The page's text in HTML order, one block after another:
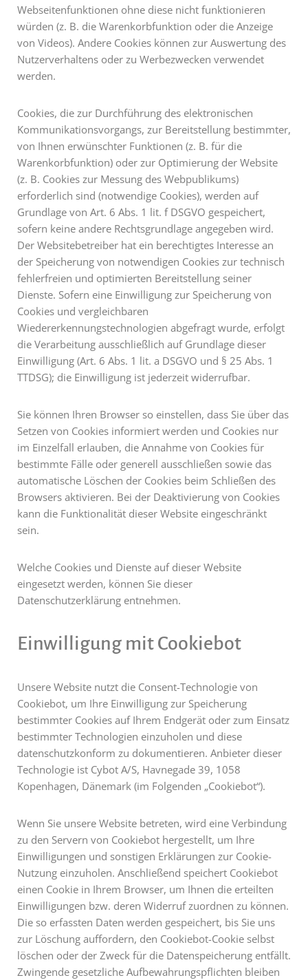
Webseitenfunktionen ohne diese nicht funktionieren
würden (z. B. die Warenkorbfunktion oder die Anzeige
von Videos). Andere Cookies können zur Auswertung des
Nutzerverhaltens oder zu Werbezwecken verwendet
werden.
Cookies, die zur Durchführung des elektronischen
Kommunikationsvorgangs, zur Bereitstellung bestimmter,
von Ihnen erwünschter Funktionen (z. B. für die
Warenkorbfunktion) oder zur Optimierung der Website
(z. B. Cookies zur Messung des Webpublikums)
erforderlich sind (notwendige Cookies), werden auf
Grundlage von Art. 6 Abs. 1 lit. f DSGVO gespeichert,
sofern keine andere Rechtsgrundlage angegeben wird.
Der Websitebetreiber hat ein berechtigtes Interesse an
der Speicherung von notwendigen Cookies zur technisch
fehlerfreien und optimierten Bereitstellung seiner
Dienste. Sofern eine Einwilligung zur Speicherung von
Cookies und vergleichbaren
Wiedererkennungstechnologien abgefragt wurde, erfolgt
die Verarbeitung ausschließlich auf Grundlage dieser
Einwilligung (Art. 6 Abs. 1 lit. a DSGVO und § 25 Abs. 1
TTDSG); die Einwilligung ist jederzeit widerrufbar.
Sie können Ihren Browser so einstellen, dass Sie über das
Setzen von Cookies informiert werden und Cookies nur
im Einzelfall erlauben, die Annahme von Cookies für
bestimmte Fälle oder generell ausschließen sowie das
automatische Löschen der Cookies beim Schließen des
Browsers aktivieren. Bei der Deaktivierung von Cookies
kann die Funktionalität dieser Website eingeschränkt
sein.
Welche Cookies und Dienste auf dieser Website
eingesetzt werden, können Sie dieser
Datenschutzerklärung entnehmen.
Einwilligung mit Cookiebot
Unsere Website nutzt die Consent-Technologie von
Cookiebot, um Ihre Einwilligung zur Speicherung
bestimmter Cookies auf Ihrem Endgerät oder zum Einsatz
bestimmter Technologien einzuholen und diese
datenschutzkonform zu dokumentieren. Anbieter dieser
Technologie ist Cybot A/S, Havnegade 39, 1058
Kopenhagen, Dänemark (im Folgenden „Cookiebot“).
Wenn Sie unsere Website betreten, wird eine Verbindung
zu den Servern von Cookiebot hergestellt, um Ihre
Einwilligungen und sonstigen Erklärungen zur Cookie-
Nutzung einzuholen. Anschließend speichert Cookiebot
einen Cookie in Ihrem Browser, um Ihnen die erteilten
Einwilligungen bzw. deren Widerruf zuordnen zu können.
Die so erfassten Daten werden gespeichert, bis Sie uns
zur Löschung auffordern, den Cookiebot-Cookie selbst
löschen oder der Zweck für die Datenspeicherung entfällt.
Zwingende gesetzliche Aufbewahrungspflichten bleiben